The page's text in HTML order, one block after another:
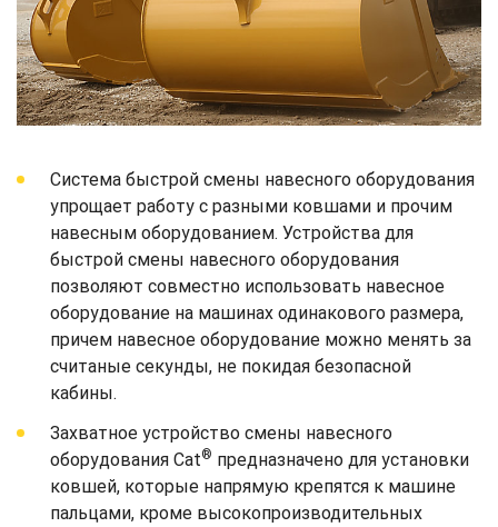
Система быстрой смены навесного оборудования
упрощает работу с разными ковшами и прочим
навесным оборудованием. Устройства для
быстрой смены навесного оборудования
позволяют совместно использовать навесное
оборудование на машинах одинакового размера,
причем навесное оборудование можно менять за
считаные секунды, не покидая безопасной
кабины.
Захватное устройство смены навесного
оборудования Cat® предназначено для установки
ковшей, которые напрямую крепятся к машине
пальцами, кроме высокопроизводительных